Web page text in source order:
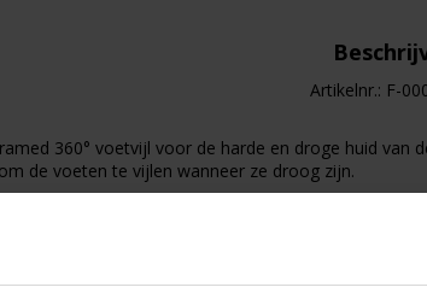
Artikelnr.: F-
360° voetvijl voor de harde en droge huid van
de voeten te vijlen wanneer ze droog zijn.
effectieve oppervlak en de ergonomische vorm
delen van de voet te bereiken. Door de zachte
Laat meer